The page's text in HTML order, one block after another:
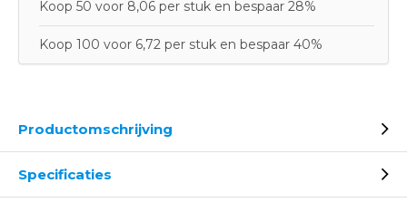
Koop 50 voor 8,06 per stuk en bespaar 28%
Koop 100 voor 6,72 per stuk en bespaar 40%
Productomschrijving
Specificaties